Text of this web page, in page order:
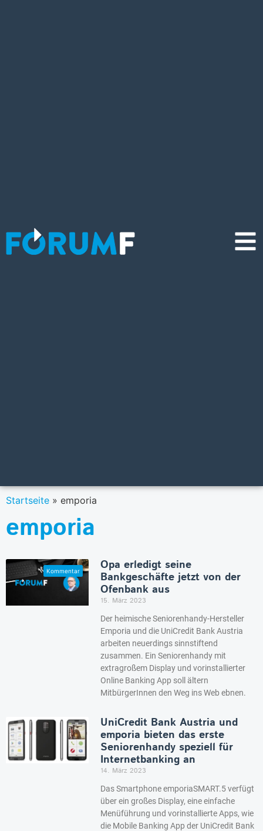
Startseite » emporia
emporia
Opa erledigt seine
Bankgeschäfte jetzt von der
Ofenbank aus
15. März 2023
Der heimische Seniorenhandy-Hersteller
Emporia und die UniCredit Bank Austria
arbeiten neuerdings sinnstiftend
zusammen. Ein Seniorenhandy mit
extragroßem Display und vorinstallierter
Online Banking App soll ältern
MitbürgerInnen den Weg ins Web ebnen.
UniCredit Bank Austria und
emporia bieten das erste
Seniorenhandy speziell für
Internetbanking an
14. März 2023
Das Smartphone emporiaSMART.5 verfügt
über ein großes Display, eine einfache
Menüführung und vorinstallierte Apps, wie
die Mobile Banking App der UniCredit Bank